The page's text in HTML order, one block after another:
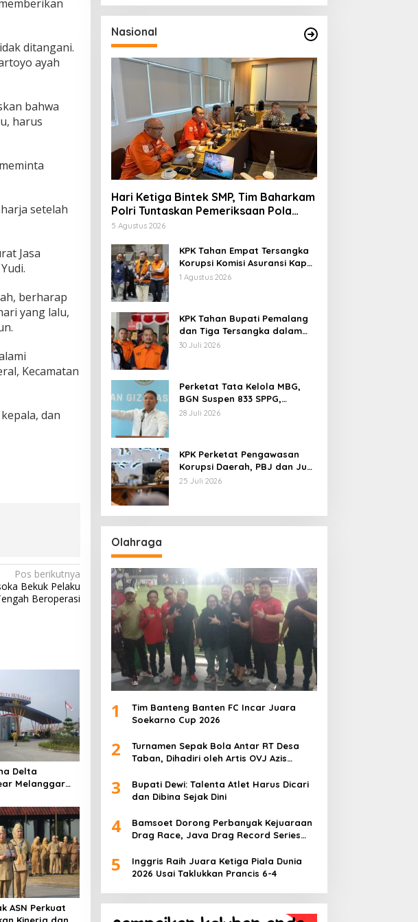
ditangani.
ayah
bahwa
harus
setelah
Jasa
berharap
yang lalu,
Kecamatan
dan
Pos berikutnya
Bekuk Pelaku
Beroperasi
Delta
Melanggar
ASN Perkuat
Nasional
Hari Ketiga Bintek SMP, Tim Baharkam
Polri Tuntaskan Pemeriksaan Pola
Pengamanan Pertamina Patra Niaga
5 Agustus 2026
KPK Tahan Empat Tersangka
Korupsi Komisi Asuransi Kapal
PT Pelni
1 Agustus 2026
KPK Tahan Bupati Pemalang
dan Tiga Tersangka dalam
Kasus Dugaan Pemerasan
30 Juli 2026
Perketat Tata Kelola MBG,
BGN Suspen 833 SPPG,
Ratusan Di Antaranya
28 Juli 2026
KPK Perketat Pengawasan
Korupsi Daerah, PBJ dan Jual
Beli Jabatan Jadi Target
25 Juli 2026
Olahraga
1
Tim Banteng Banten FC Incar Juara
Soekarno Cup 2026
2
Turnamen Sepak Bola Antar RT Desa
Taban, Dihadiri oleh Artis OVJ Azis
3
Bupati Dewi: Talenta Atlet Harus Dicari
dan Dibina Sejak Dini
4
Bamsoet Dorong Perbanyak Kejuaraan
Drag Race, Java Drag Record Series
Muda
5
Inggris Raih Juara Ketiga Piala Dunia
2026 Usai Taklukkan Prancis 6-4